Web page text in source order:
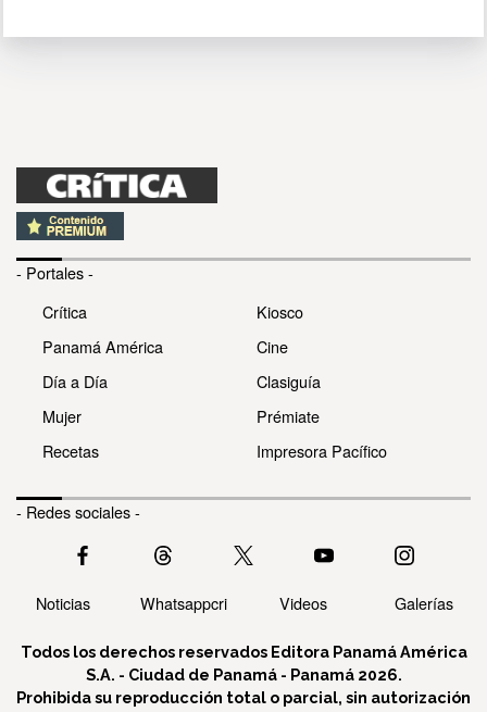
- Portales -
Crítica
Panamá América
Día a Día
Mujer
Recetas
Kiosco
Cine
Clasiguía
Prémiate
Impresora Pacífico
- Redes sociales -
Noticias Whatsappcri Videos Galerías
Todos los derechos reservados Editora Panamá América
S.A. - Ciudad de Panamá - Panamá 2026.
Prohibida su reproducción total o parcial, sin autorización